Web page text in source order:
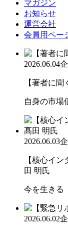
マガジン
お知らせ
運営会社
会員用ペー
2026.06.04
【著者に
自身の市場
2026.06.03
【核心イ
田 明氏
今を生き
2026.06.02